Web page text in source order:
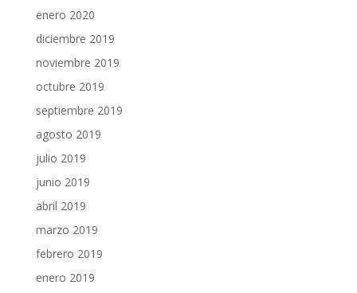
enero 2020
diciembre 2019
noviembre 2019
octubre 2019
septiembre 2019
agosto 2019
julio 2019
junio 2019
abril 2019
marzo 2019
febrero 2019
enero 2019